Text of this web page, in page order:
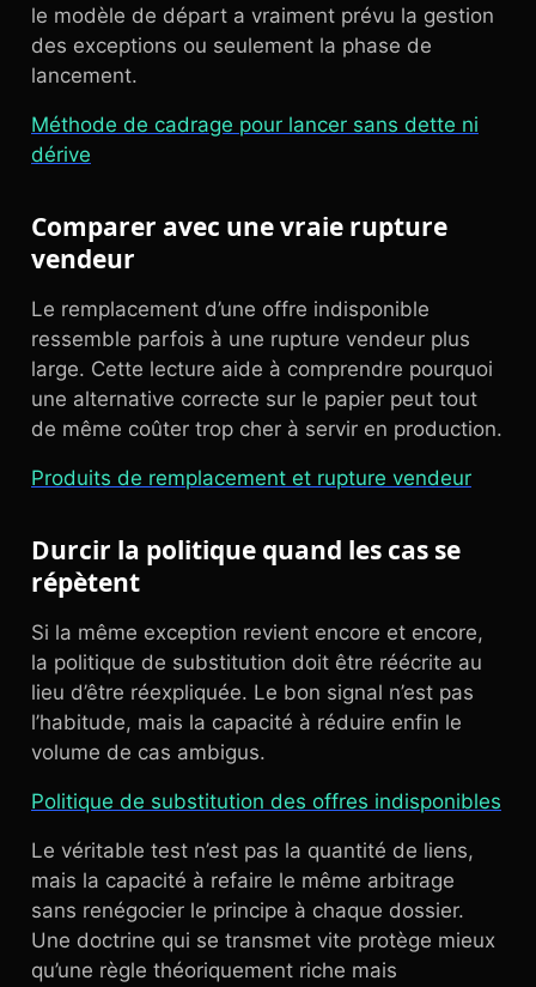
le modèle de départ a vraiment prévu la gestion
des exceptions ou seulement la phase de
lancement.
Méthode de cadrage pour lancer sans dette ni
dérive
Comparer avec une vraie rupture
vendeur
Le remplacement d’une offre indisponible
ressemble parfois à une rupture vendeur plus
large. Cette lecture aide à comprendre pourquoi
une alternative correcte sur le papier peut tout
de même coûter trop cher à servir en production.
Produits de remplacement et rupture vendeur
Durcir la politique quand les cas se
répètent
Si la même exception revient encore et encore,
la politique de substitution doit être réécrite au
lieu d’être réexpliquée. Le bon signal n’est pas
l’habitude, mais la capacité à réduire enfin le
volume de cas ambigus.
Politique de substitution des offres indisponibles
Le véritable test n’est pas la quantité de liens,
mais la capacité à refaire le même arbitrage
sans renégocier le principe à chaque dossier.
Une doctrine qui se transmet vite protège mieux
qu’une règle théoriquement riche mais